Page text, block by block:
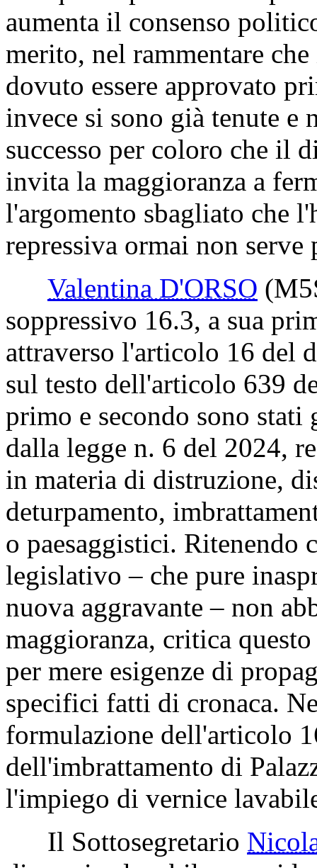
aumenta il consenso
merito, nel rammentare
dovuto essere approvato
invece si sono già tenute e
successo per coloro che il
invita la maggioranza a
l'argomento sbagliato che
repressiva ormai non serve
Valentina D'ORSO
soppressivo 16.3, a sua
attraverso l'articolo 16 del
sul testo dell'articolo 639
primo e secondo sono
dalla legge n. 6 del 2024,
in materia di distruzione,
deturpamento,
o paesaggistici. Ritenendo
legislativo – che pure
nuova aggravante – non
maggioranza, critica
per mere esigenze di
specifici fatti di cronaca.
formulazione dell'articolo
dell'imbrattamento di
l'impiego di vernice
Il Sottosegretario